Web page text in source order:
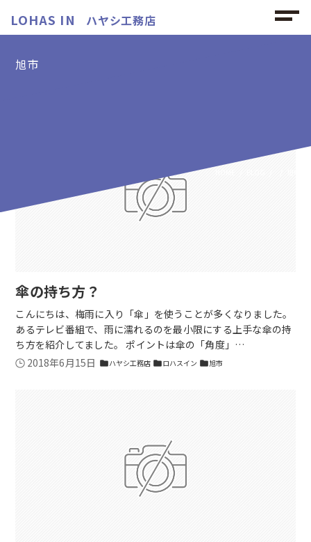
LOHAS IN ハヤシ工務店
旭市
傘の持ち方？
こんにちは、梅雨に入り「傘」を使うことが多くなりました。
あるテレビ番組で、雨に濡れるのを最小限にする上手な傘の持
ち方を紹介してました。 ポイントは傘の「角度」…
2018年6月15日 folderハヤシ工務店 folderロハスイン folder旭市